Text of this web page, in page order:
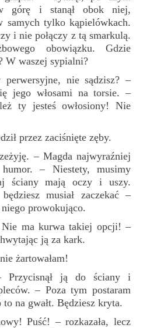
górę i stanął obok niej,
samych tylko kąpielówkach.
i nie połączy z tą smarkulą.
obowiązku. Gdzie
W waszej sypialni?
perwersyjne, nie sądzisz? –
jego włosami na torsie. –
ty jesteś owłosiony! Nie
przez zaciśnięte zęby.
– Magda najwyraźniej
humor. – Niestety, musimy
ściany mają oczy i uszy.
musiał zaczekać –
niego prowokująco.
Nie ma kurwa takiej opcji! –
ją za kark.
żartowałam!
Przycisnął ją do ściany i
– Poza tym postaram
to na gwałt. Będziesz kryta.
Puść! – rozkazała, lecz